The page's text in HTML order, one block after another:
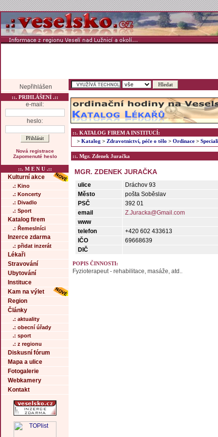
Nepřihlášen
::. PRIHLÁŠENÍ .::
e-mail:
heslo:
Nová registrace
Zapomenuté heslo
::. M E N U .::
Kulturní akce
.: Kino
.: Koncerty
.: Divadlo
.: Sport
Katalog firem
.: Řemeslníci
Inzerce zdarma
.: přidat inzerát
Lékaři
Stravování
Ubytování
Instituce
Kam na výlet
Region
Články
.: aktuality
.: obecní úřady
.: sport
.: z regionu
Diskusní fórum
Mapa a ulice
Fotogalerie
Webkamery
Kontakt
::. KATALOG FIREM A INSTITUCÍ:
> Katalog > Zdravotnictví, péče o tělo > Ordinace >
::. Mgr. Zdenek Juračka
MGR. ZDENEK JURAČKA
ulice
Dráchov 93
Město
pošta Soběslav
PSČ
392 01
email
Z.Juracka@Gmail.com
www
telefon
+420 602 433613
IČO
69668639
DIČ
POPIS ČINNOSTI:
Fyzioterapeut - rehabilitace, masáže, atd..